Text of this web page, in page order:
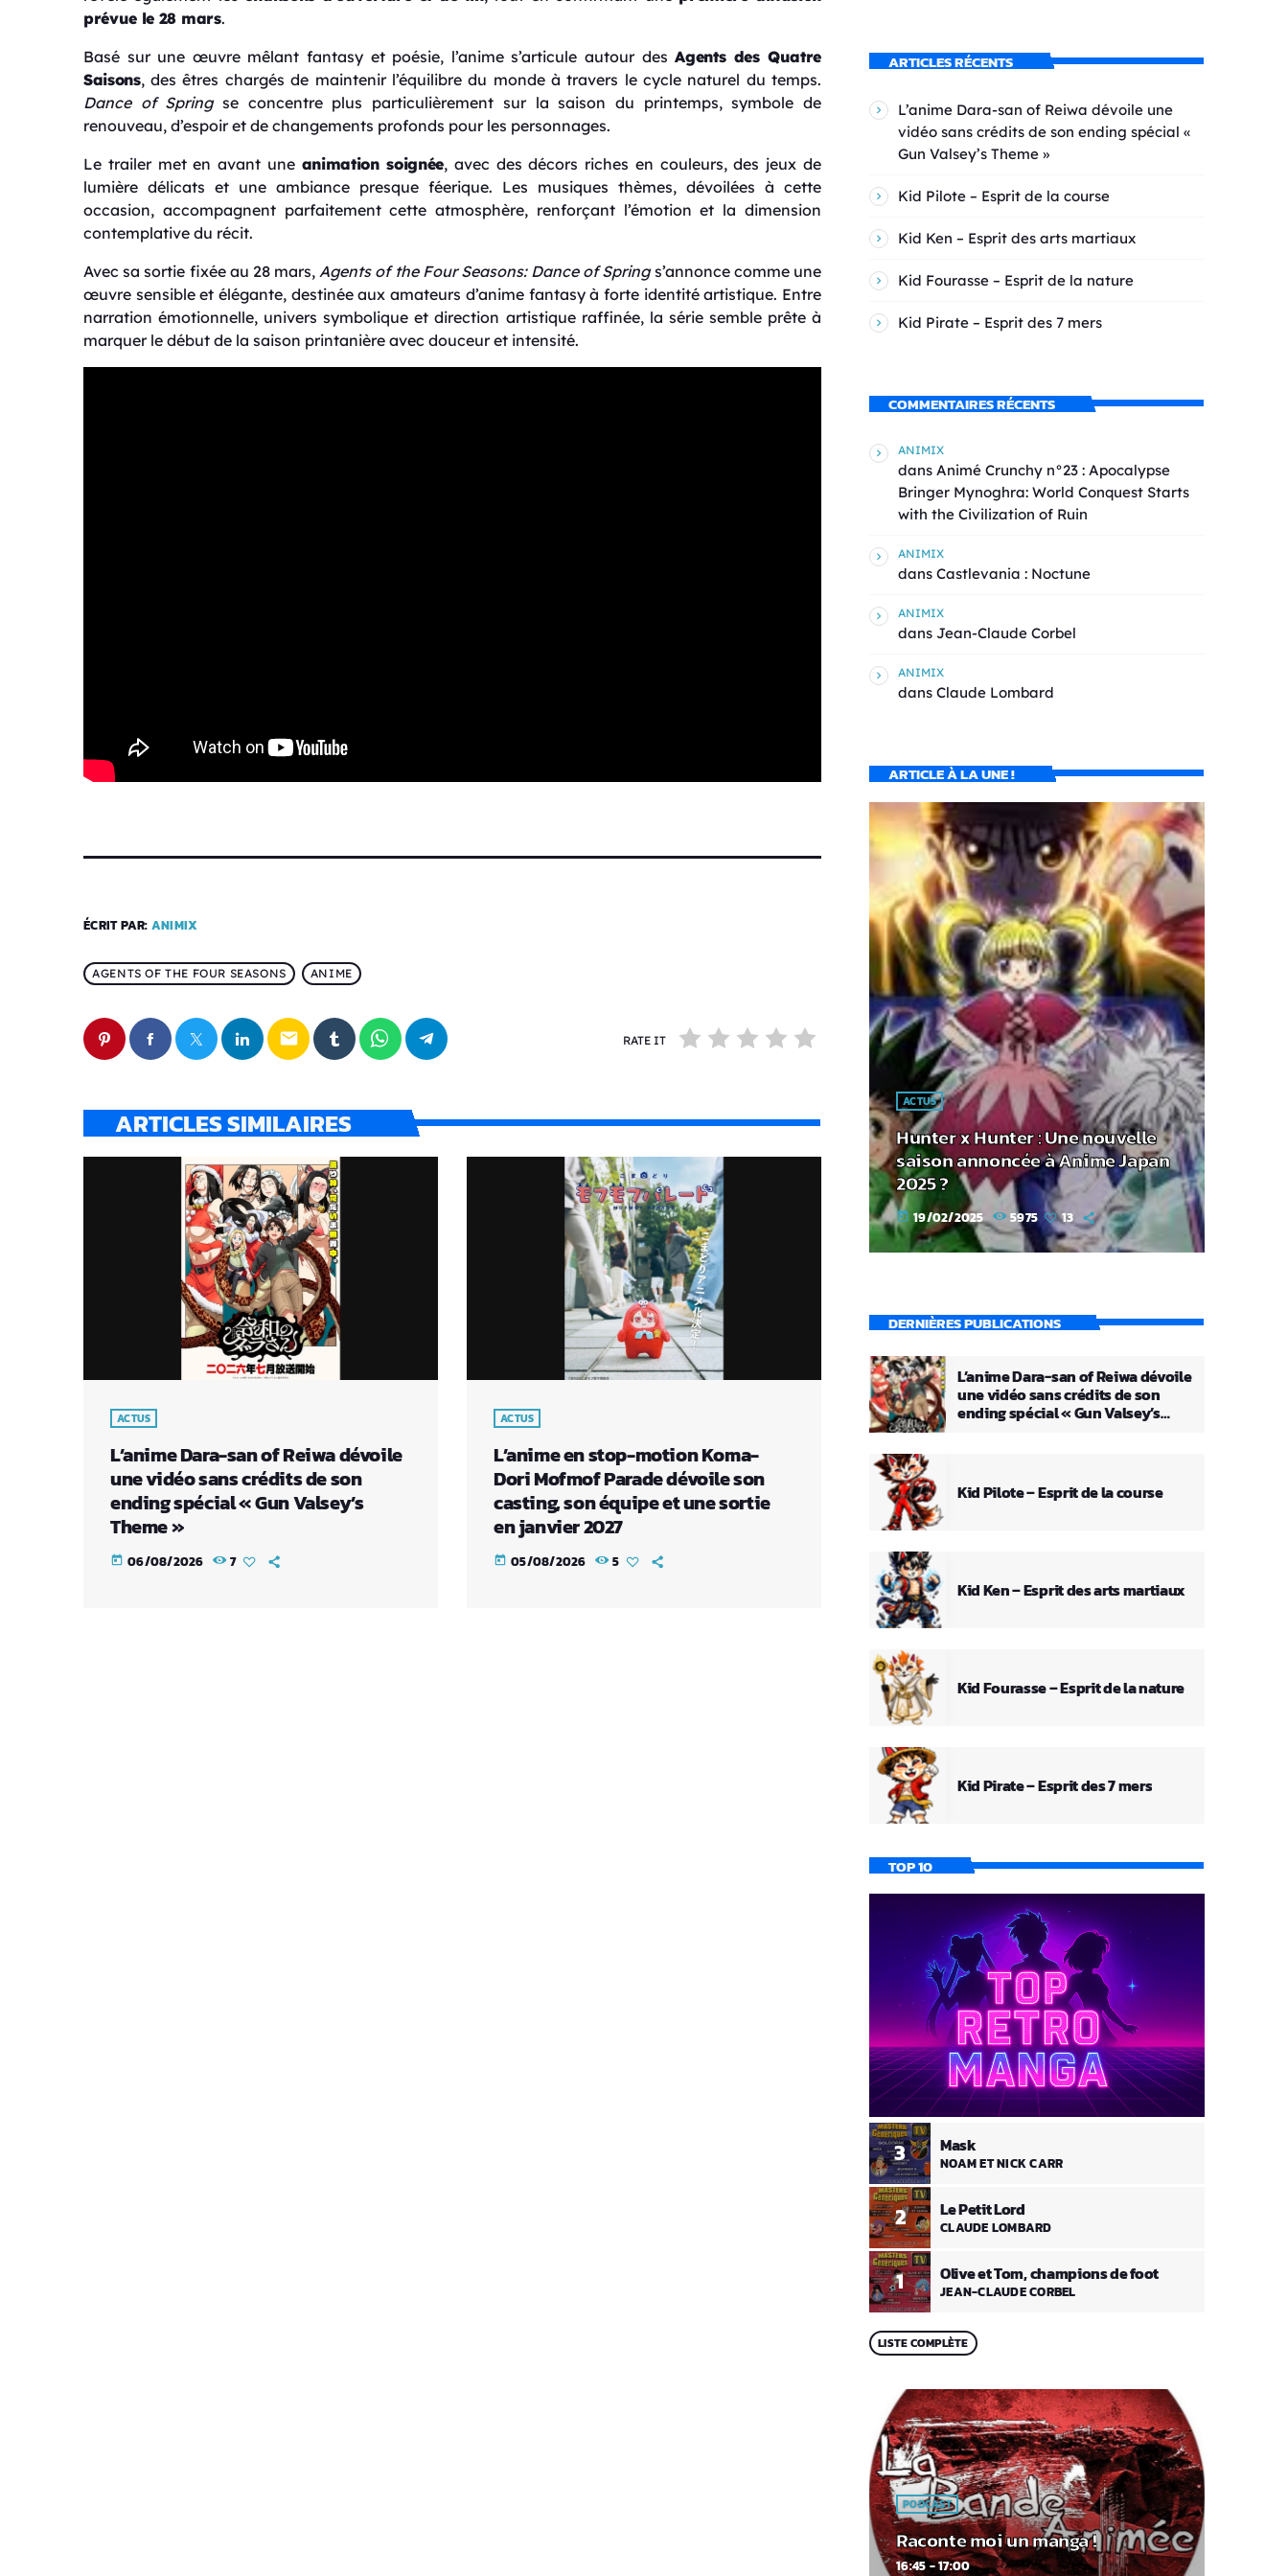
prévue le 28 mars.
Basé sur une œuvre mêlant fantasy et poésie, l’anime s’articule autour desAgents des Quatre
Saisons, des êtres chargés de maintenir l’équilibre du monde à travers le cycle naturel du temps.
Dance of Springse concentre plus particulièrement sur la saison du printemps, symbole de
renouveau, d’espoir et de changements profonds pour les personnages.
Le trailer met en avant une animation soignée, avec des décors riches en couleurs, des jeux de
lumière délicats et une ambiance presque féerique. Les musiques thèmes, dévoilées à cette
occasion, accompagnent parfaitement cette atmosphère, renforçant l’émotion et la dimension
contemplative du récit.
Avec sa sortie fixée au 28 mars,Agents of the Four Seasons: Dance of Springs’annonce comme une
œuvre sensible et élégante, destinée aux amateurs d’anime fantasy à forte identité artistique. Entre
narration émotionnelle, univers symbolique et direction artistique raffinée, la série semble prête à
marquer le début de la saison printanière avec douceur et intensité.
ÉCRIT PAR: ANIMIX
AGENTS OF THE FOUR SEASONS ANIME
email RATE IT
ARTICLES SIMILAIRES
ACTUS
L’anime Dara-san of Reiwa dévoile
une vidéo sans crédits de son
ending spécial « Gun Valsey’s
Theme »
today 06/08/2026 7
ACTUS
L’anime en stop-motion Koma-
Dori Mofmof Parade dévoile son
casting, son équipe et une sortie
en janvier 2027
today 05/08/2026 5
ARTICLES RÉCENTS
L’anime Dara-san of Reiwa dévoile une
vidéo sans crédits de son ending spécial «
Gun Valsey’s Theme »
Kid Pilote – Esprit de la course
Kid Ken – Esprit des arts martiaux
Kid Fourasse – Esprit de la nature
Kid Pirate – Esprit des 7 mers
COMMENTAIRES RÉCENTS
ANIMIX
dans Animé Crunchy n°23 : Apocalypse
Bringer Mynoghra: World Conquest Starts
with the Civilization of Ruin
ANIMIX
dans Castlevania : Noctune
ANIMIX
dans Jean-Claude Corbel
ANIMIX
dans Claude Lombard
ARTICLE À LA UNE !
ACTUS
Hunter x Hunter : Une nouvelle
saison annoncée à Anime Japan
2025 ?
today 19/02/2025 5975 13
DERNIÈRES PUBLICATIONS
L’anime Dara-san of Reiwa dévoile
une vidéo sans crédits de son
ending spécial « Gun Valsey’s
Kid Pilote – Esprit de la course
Kid Ken – Esprit des arts martiaux
Kid Fourasse – Esprit de la nature
Kid Pirate – Esprit des 7 mers
TOP 10
1 Olive et Tom, champions de foot
JEAN-CLAUDE CORBEL
2 Le Petit Lord
CLAUDE LOMBARD
3 Mask
NOAM ET NICK CARR
LISTE COMPLÈTE
PODCAST
Raconte moi un manga !
16:45 - 17:00